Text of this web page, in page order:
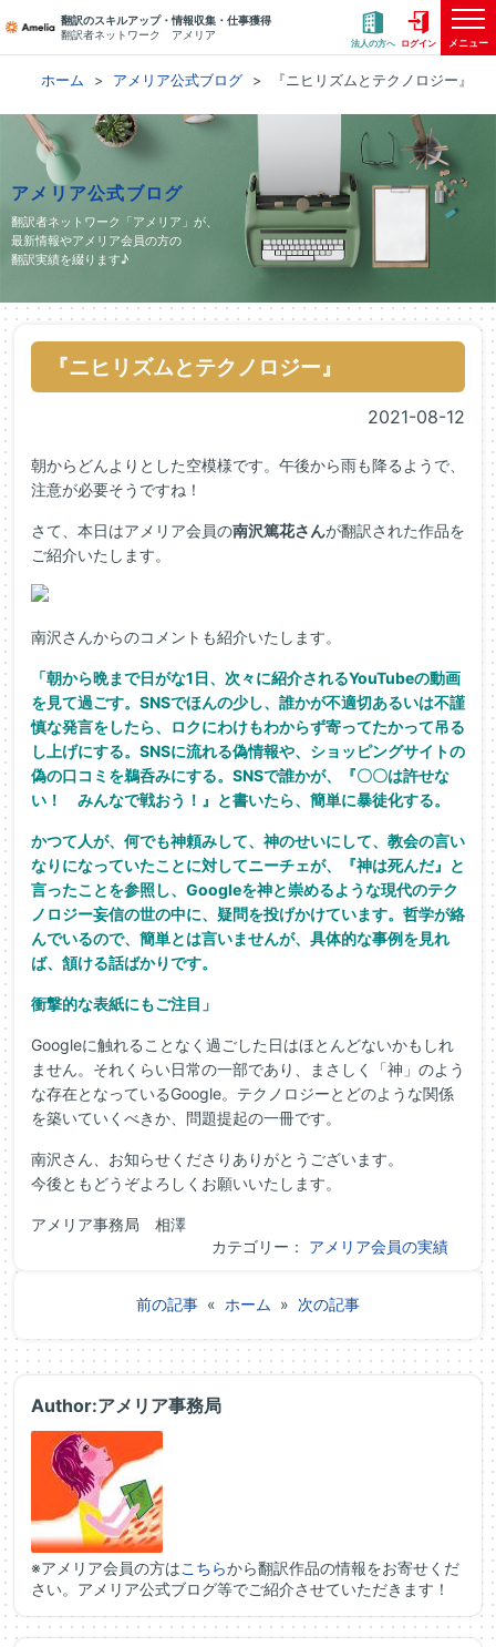
翻訳のスキルアップ・情報収集・仕事獲得
翻訳者ネットワーク アメリア
法人の方へ ログイン メニュー
ホーム アメリア公式ブログ 『ニヒリズムとテクノロジー』
アメリア公式ブログ
翻訳者ネットワーク「アメリア」が、
最新情報やアメリア会員の方の
翻訳実績を綴ります♪
『ニヒリズムとテクノロジー』
2021-08-12
朝からどんよりとした空模様です。午後から雨も降るようで、
注意が必要そうですね！
さて、本日はアメリア会員の南沢篤花さんが翻訳された作品を
ご紹介いたします。
南沢さんからのコメントも紹介いたします。
「朝から晩まで日がな1日、次々に紹介されるYouTubeの動画
を見て過ごす。SNSでほんの少し、誰かが不適切あるいは不謹
慎な発言をしたら、ロクにわけもわからず寄ってたかって吊る
し上げにする。SNSに流れる偽情報や、ショッピングサイトの
偽の口コミを鵜呑みにする。SNSで誰かが、『〇〇は許せな
い！ みんなで戦おう！』と書いたら、簡単に暴徒化する。
かつて人が、何でも神頼みして、神のせいにして、教会の言い
なりになっていたことに対してニーチェが、『神は死んだ』と
言ったことを参照し、Googleを神と崇めるような現代のテク
ノロジー妄信の世の中に、疑問を投げかけています。哲学が絡
んでいるので、簡単とは言いませんが、具体的な事例を見れ
ば、頷ける話ばかりです。
衝撃的な表紙にもご注目」
Googleに触れることなく過ごした日はほとんどないかもしれ
ません。それくらい日常の一部であり、まさしく「神」のよう
な存在となっているGoogle。テクノロジーとどのような関係
を築いていくべきか、問題提起の一冊です。
南沢さん、お知らせくださりありがとうございます。
今後ともどうぞよろしくお願いいたします。
アメリア事務局 相澤
カテゴリー： アメリア会員の実績
前の記事 « ホーム » 次の記事
Author:アメリア事務局
※アメリア会員の方はこちらから翻訳作品の情報をお寄せくだ
さい。アメリア公式ブログ等でご紹介させていただきます！